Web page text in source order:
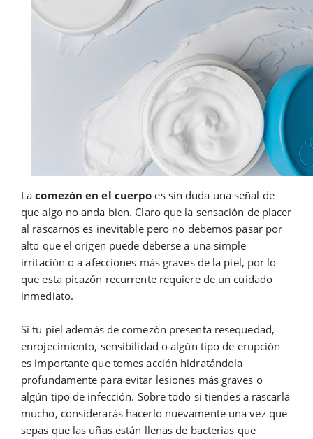
La comezón en el cuerpo es sin duda una señal de
que algo no anda bien. Claro que la sensación de placer
al rascarnos es inevitable pero no debemos pasar por
alto que el origen puede deberse a una simple
irritación o a afecciones más graves de la piel, por lo
que esta picazón recurrente requiere de un cuidado
inmediato.
Si tu piel además de comezón presenta resequedad,
enrojecimiento, sensibilidad o algún tipo de erupción
es importante que tomes acción hidratándola
profundamente para evitar lesiones más graves o
algún tipo de infección. Sobre todo si tiendes a rascarla
mucho, considerarás hacerlo nuevamente una vez que
sepas que las uñas están llenas de bacterias que